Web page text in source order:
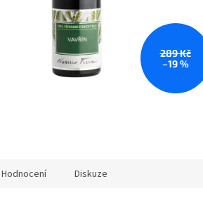
289 Kč
–19 %
Hodnocení Diskuze